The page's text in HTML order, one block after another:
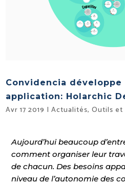
Convidencia développe
application: Holarchic
Avr 17 2019 |Actualités,Outils et
Aujourd’hui beaucoup
comment organiser leur
de chacun. Des besoins
niveau de l’autonomie des